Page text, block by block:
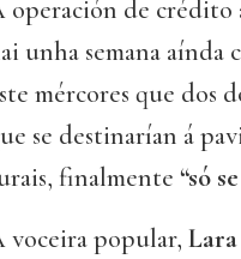
operación de crédito
unha semana aínda
mércores que dos
se destinarían á
finalmente “só
voceira popular,